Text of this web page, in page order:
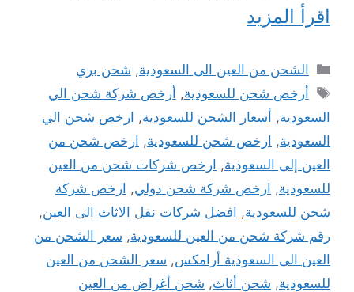
اقرأ المزيد
التصنيفات
الشحن من العين الى السعودية, شحن بري
الوسوم
أرخص شحن للسعودية, أرخص شركة شحن الي
السعودية, أسعار الشحن للسعودية, ارخص شحن الي
السعودية, ارخص شحن للسعودية, ارخص شحن من
العين إلى السعودية, ارخص شركات شحن من العين
للسعودية, ارخص شركة شحن دولي, ارخص شركة
شحن للسعودية, افضل شركات نقل الاثاث الى العين,
رقم شركة شحن من العين للسعودية, سعر الشحن من
العين الى السعودية أرامكس, سعر الشحن من العين
للسعودية, شحن أثاث, شحن أغراض من العين